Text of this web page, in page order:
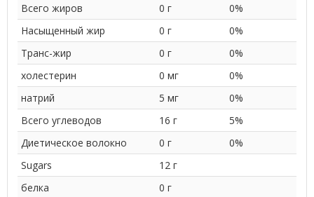
Всего жиров
0 г
0%
Насыщенный жир
0 г
0%
Транс-жир
0 г
0%
холестерин
0 мг
0%
натрий
5 мг
0%
Всего углеводов
16 г
5%
Диетическое волокно
0 г
0%
Sugars
12 г
белка
0 г